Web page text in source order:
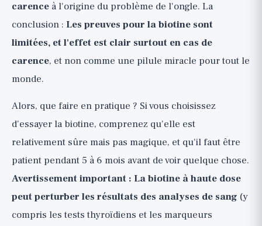
carence à l'origine du problème de l'ongle. La
conclusion : Les preuves pour la biotine sont
limitées, et l'effet est clair surtout en cas de
carence, et non comme une pilule miracle pour tout le
monde.
Alors, que faire en pratique ? Si vous choisissez
d'essayer la biotine, comprenez qu'elle est
relativement sûre mais pas magique, et qu'il faut être
patient pendant 5 à 6 mois avant de voir quelque chose.
Avertissement important : La biotine à haute dose
peut perturber les résultats des analyses de sang (y
compris les tests thyroïdiens et les marqueurs